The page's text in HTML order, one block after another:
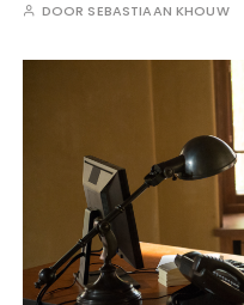
DOOR SEBASTIAAN KHOUW